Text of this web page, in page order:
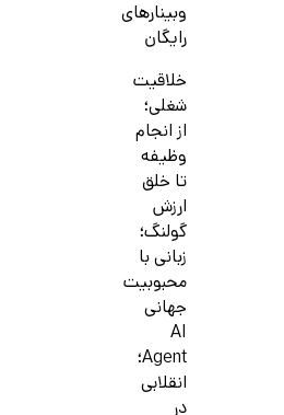
وبینارهای
رایگان
خلاقیت
شغلی؛
از انجام
وظیفه
تا خلق
ارزش
گولنگ؛
زبانی با
محبوبیت
جهانی
AI
Agent؛
انقلابی